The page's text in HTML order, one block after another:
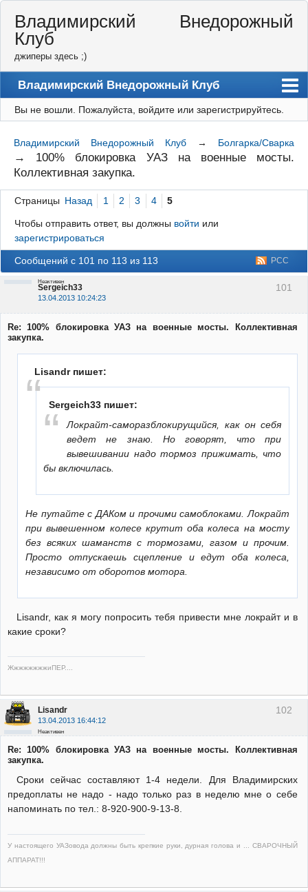
Владимирский Внедорожный
Клуб
джиперы здесь ;)
Владимирский Внедорожный Клуб
Форум
Правила
Регистрация
Вход
Вы не вошли. Пожалуйста, войдите или зарегистрируйтесь.
Владимирский Внедорожный Клуб → Болгарка/Сварка
→ 100% блокировка УАЗ на военные мосты.
Коллективная закупка.
Страницы Назад 1 2 3 4 5
Чтобы отправить ответ, вы должны войти или
зарегистрироваться
РСС
Сообщений с 101 по 113 из 113
101
Sergeich33
13.04.2013 10:24:23
Неактивен
Re: 100% блокировка УАЗ на военные мосты. Коллективная
закупка.
Lisandr пишет:
Sergeich33 пишет:
Локрайт-саморазблокирущийся, как он себя
ведет не знаю. Но говорят, что при
вывешивании надо тормоз прижимать, что
бы включилась.
Не путайте с ДАКом и прочими самоблоками. Локрайт
при вывешенном колесе крутит оба колеса на мосту
без всяких шаманств с тормозами, газом и прочим.
Просто отпускаешь сцепление и едут оба колеса,
независимо от оборотов мотора.
Lisandr, как я могу попросить тебя привести мне локрайт и в
какие сроки?
ЖжжжжжжжиПЕР....
102
Lisandr
13.04.2013 16:44:12
Неактивен
Re: 100% блокировка УАЗ на военные мосты. Коллективная
закупка.
Сроки сейчас составляют 1-4 недели. Для Владимирских
предоплаты не надо - надо только раз в неделю мне о себе
напоминать по тел.: 8-920-900-9-13-8.
У настоящего УАЗовода должны быть крепкие руки, дурная голова и ... СВАРОЧНЫЙ
АППАРАТ!!!